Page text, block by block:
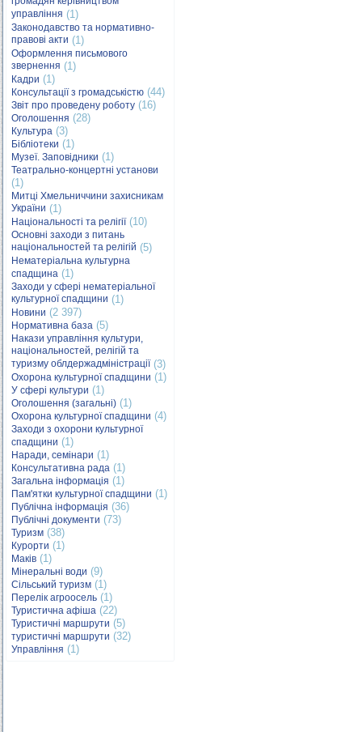
управління (1)
Законодавство та нормативно-
правові акти (1)
Оформлення письмового
звернення (1)
Кадри (1)
Консультації з громадськістю (44)
Звіт про проведену роботу (16)
Оголошення (28)
Культура (3)
Бібліотеки (1)
Музеї. Заповідники (1)
Театрально-концертні установи
(1)
Митці Хмельниччини захисникам
України (1)
Національності та релігії(10)
Основні заходи з питань
національностей та релігій (5)
Нематеріальна культурна
спадщина (1)
Заходи у сфері нематеріальної
культурної спадщини (1)
Новини (2 397)
Нормативна база (5)
Накази управління культури,
національностей, релігій та
туризму облдержадміністрації(3)
Охорона культурної спадщини (1)
У сфері культури (1)
Оголошення (загальні) (1)
Охорона культурної спадщини (4)
Заходи з охорони культурної
спадщини (1)
Наради, семінари (1)
Консультативна рада (1)
Загальна інформація (1)
Пам'ятки культурної спадщини (1)
Публічна інформація (36)
Публічні документи (73)
Туризм (38)
Курорти (1)
Маків (1)
Мінеральні води (9)
Сільський туризм (1)
Перелік агроосель (1)
Туристична афіша (22)
Туристичні маршрути (5)
туристичні маршрути (32)
Управління (1)